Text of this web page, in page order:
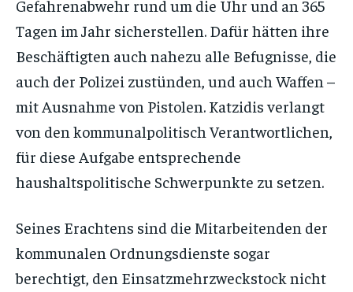
Gefahrenabwehr rund um die Uhr und an 365
Tagen im Jahr sicherstellen. Dafür hätten ihre
Beschäftigten auch nahezu alle Befugnisse, die
auch der Polizei zustünden, und auch Waffen –
mit Ausnahme von Pistolen. Katzidis verlangt
von den kommunalpolitisch Verantwortlichen,
für diese Aufgabe entsprechende
haushaltspolitische Schwerpunkte zu setzen.
Seines Erachtens sind die Mitarbeitenden der
kommunalen Ordnungsdienste sogar
berechtigt, den Einsatzmehrzweckstock nicht